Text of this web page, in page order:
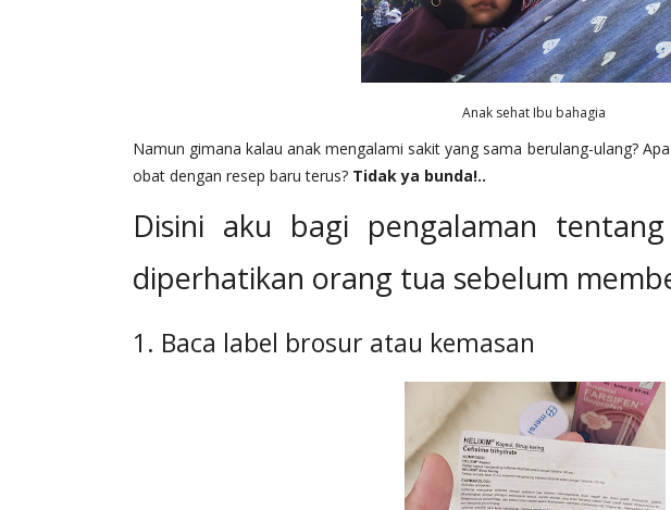
Anak sehat Ibu bahagia
Namun gimana kalau anak mengalami sakit yang sama berulang-ulang?
obat dengan resep baru terus? Tidak ya bunda!..
Disini aku bagi pengalaman
diperhatikan orang tua sebelum
1. Baca label brosur atau kemasan